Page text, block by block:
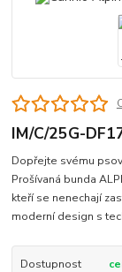
IM/C/25G-
Dopřejte svému
Prošívaná bunda
kteří se nenechají
moderní design s
Dostupnost